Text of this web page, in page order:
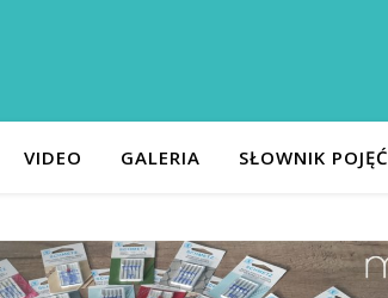
VIDEO GALERIA SŁOWNIK POJĘĆ